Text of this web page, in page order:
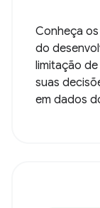
Conheça
do
limitação
suas
em dados